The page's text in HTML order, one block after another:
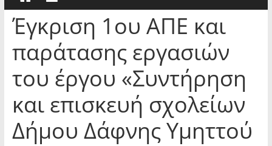
Έγκριση 1ου ΑΠΕ και
παράτασης εργασιών
του έργου «Συντήρηση
και επισκευή σχολείων
Δήμου Δάφνης Υμηττού